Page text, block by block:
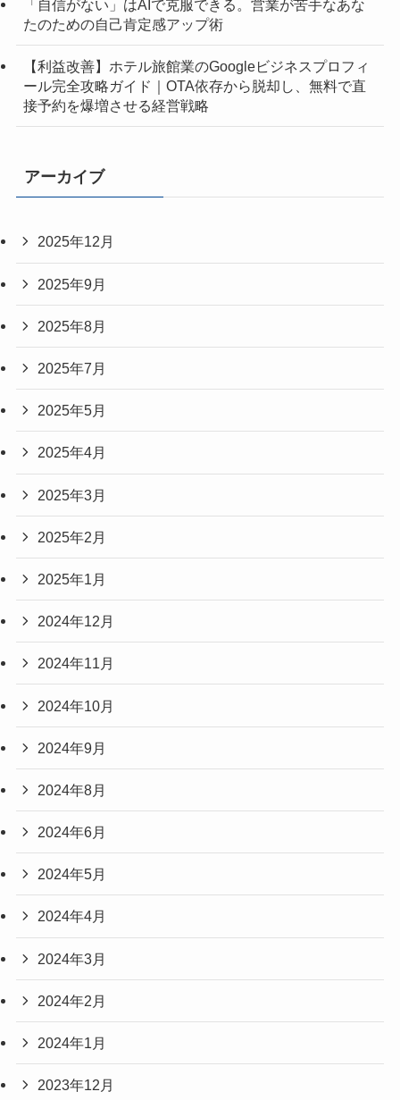
「自信がない」はAIで克服できる。営業が苦手なあな
たのための自己肯定感アップ術
【利益改善】ホテル旅館業のGoogleビジネスプロフィ
ール完全攻略ガイド｜OTA依存から脱却し、無料で直
接予約を爆増させる経営戦略
アーカイブ
2025年12月
2025年9月
2025年8月
2025年7月
2025年5月
2025年4月
2025年3月
2025年2月
2025年1月
2024年12月
2024年11月
2024年10月
2024年9月
2024年8月
2024年6月
2024年5月
2024年4月
2024年3月
2024年2月
2024年1月
2023年12月